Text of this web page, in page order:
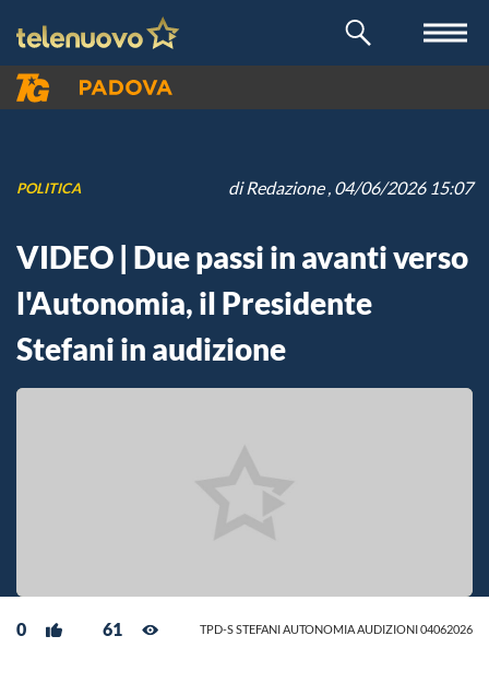
POLITICA diRedazione, 04/06/2026 15:07
VIDEO | Due passi in avanti verso
l'Autonomia, il Presidente
Stefani in audizione
0 61 TPD-S STEFANI AUTONOMIA AUDIZIONI 04062026